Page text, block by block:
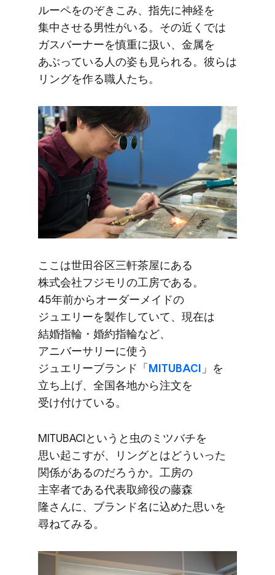
ルーペを​の​ぞきこみ、​指先に​神経を​
集中させる​男性が​いる。​その​近くでは​
ガスバーナーを​慎重に​扱い、​金属を​
あぶっている​人の​姿も​見られる。​彼らは​
リングを​作る​職人たち。
ここは​世田谷区三軒茶屋に​ある​
株式会社フジモリの​工房である。​
45年前から​オーダーメイドの​
ジュエリーを​製作していて、​現在は​
結婚指輪・婚約指輪など、​
アニバーサリーに​使う​
ジュエリーブランド​「 MITUBACI 」を​
立ち上げ、​全国​各地から​注文を​
受け付けている。
MITUBACIと​いうと​虫の​ミツバチを​
思い起こすが、​リングとは​どういった​
関係が​あるのだろうか。​工房の​
主宰者である​代表取締役の​藤森
隆さんに、​ブランド名に​込めた​思いを​
尋ねてみる。